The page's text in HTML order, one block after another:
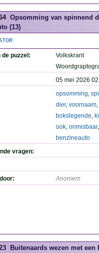
Opsomming van spinnend
(13)
de puzzel:
Volkskrant
05 mei 2026
opsomming,
dier, voornaam,
bokslegende,
ook, onmisbaar,
benzineauto
vragen:
Anoniem
Buitenaards wezen met